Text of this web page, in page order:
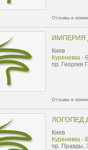
Отзывы и
ИМПЕРИЯ
Киев
Куреневка -
пр. Георгия
Отзывы и
ЛОГОПЕД
Киев
Куреневка -
пр. Правды,